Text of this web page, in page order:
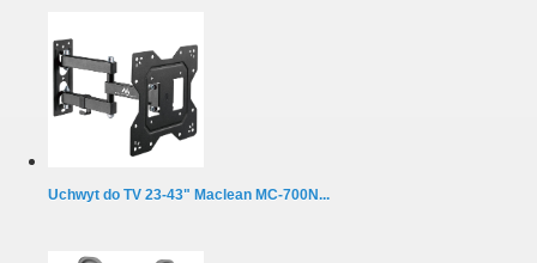
Uchwyt do TV 23-43" Maclean MC-700N...